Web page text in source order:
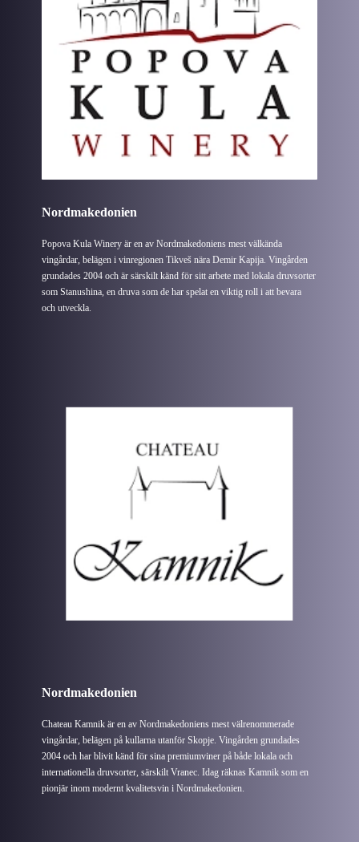
Nordmakedonien
Popova Kula Winery är en av Nordmakedoniens mest välkända
vingårdar, belägen i vinregionen Tikveš nära Demir Kapija. Vingården
grundades 2004 och är särskilt känd för sitt arbete med lokala druvsorter
som Stanushina, en druva som de har spelat en viktig roll i att bevara
och utveckla.
Nordmakedonien
Chateau Kamnik är en av Nordmakedoniens mest välrenommerade
vingårdar, belägen på kullarna utanför Skopje. Vingården grundades
2004 och har blivit känd för sina premiumviner på både lokala och
internationella druvsorter, särskilt Vranec. Idag räknas Kamnik som en
pionjär inom modernt kvalitetsvin i Nordmakedonien.